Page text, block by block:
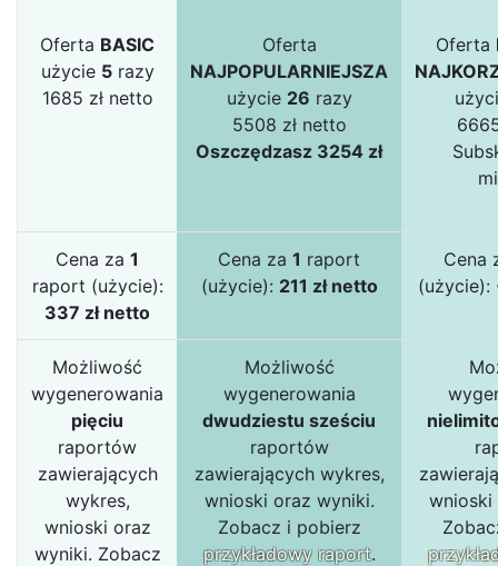
Oferta BASIC
użycie 5razy
1685 zł netto
Oferta
NAJPOPULARNIEJSZA
użycie 26 razy
5508 zł netto
Oszczędzasz 3254 zł
Oferta
Cena za 1
raport (użycie):
337 zł netto
Cena za 1 raport
(użycie): 211 zł netto
Cena
(użycie):
Możliwość
wygenerowania
pięciu
raportów
zawierających
wykres,
wnioski oraz
wyniki. Zobacz
Możliwość
wygenerowania
dwudziestu sześciu
raportów
zawierających wykres,
wnioski oraz wyniki.
Zobacz i pobierz
przykładowy raport.
wnioski